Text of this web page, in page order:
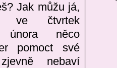
Jak můžu já,
ve čtvrtek
února něco
pomoct své
nebaví